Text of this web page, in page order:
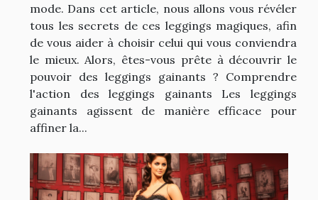
mode. Dans cet article, nous allons vous révéler
tous les secrets de ces leggings magiques, afin
de vous aider à choisir celui qui vous conviendra
le mieux. Alors, êtes-vous prête à découvrir le
pouvoir des leggings gainants ? Comprendre
l'action des leggings gainants Les leggings
gainants agissent de manière efficace pour
affiner la...